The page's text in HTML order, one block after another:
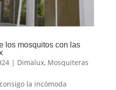
los mosquitos con las
| Dimalux, Mosquiteras
la incómoda